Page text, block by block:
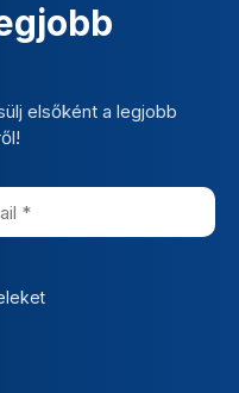
elsőként a legjobb